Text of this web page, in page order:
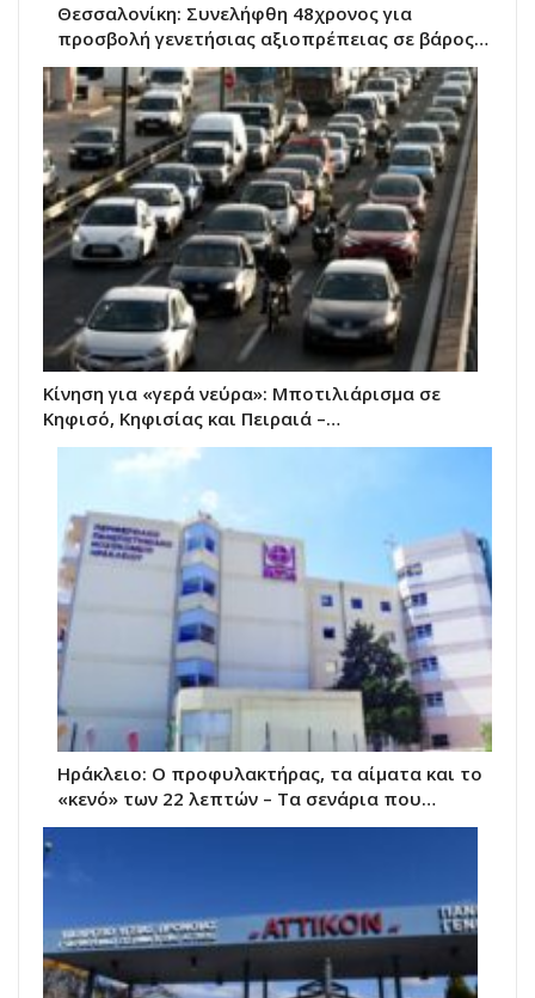
Θεσσαλονίκη: Συνελήφθη 48χρονος για
προσβολή γενετήσιας αξιοπρέπειας σε βάρος…
Κίνηση για «γερά νεύρα»: Μποτιλιάρισμα σε
Κηφισό, Κηφισίας και Πειραιά –…
Ηράκλειο: Ο προφυλακτήρας, τα αίματα και το
«κενό» των 22 λεπτών – Τα σενάρια που…